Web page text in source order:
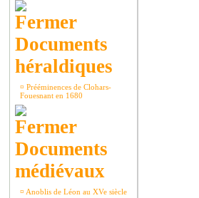
Documents
héraldiques
¤ Prééminences de Clohars-
Fouesnant en 1680
Documents
médiévaux
¤ Anoblis de Léon au XVe siècle